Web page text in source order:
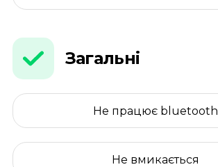
Загальні
Не працює bluetooth
Не вмикається